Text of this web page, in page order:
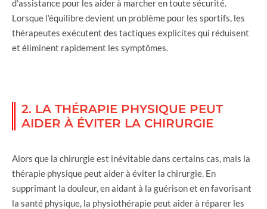
d’assistance pour les aider à marcher en toute sécurité.
Lorsque l’équilibre devient un problème pour les sportifs, les
thérapeutes exécutent des tactiques explicites qui réduisent
et éliminent rapidement les symptômes.
2. LA THÉRAPIE PHYSIQUE PEUT
AIDER À ÉVITER LA CHIRURGIE
Alors que la chirurgie est inévitable dans certains cas, mais la
thérapie physique peut aider à éviter la chirurgie. En
supprimant la douleur, en aidant à la guérison et en favorisant
la santé physique, la physiothérapie peut aider à réparer les